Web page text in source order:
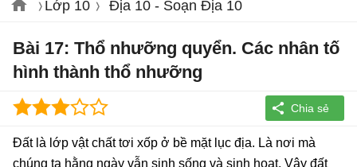
Lớp 10 Địa 10 - Soạn Địa 10
Bài 17: Thổ nhưỡng quyển. Các nhân tố
hình thành thổ nhưỡng
Đất là lớp vật chất tơi xốp ở bề mặt lục địa. Là nơi mà
chúng ta hằng ngày vẫn sinh sống và sinh hoạt. Vậy đất